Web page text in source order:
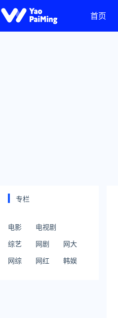
首页
专栏
电影
电视剧
综艺
网剧
网大
网综
网红 韩娱